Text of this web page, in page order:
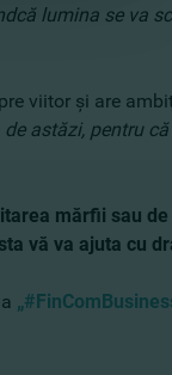
lumina se va
viitor şi are
astăzi, pentru
mărfii sau
vă va ajuta cu